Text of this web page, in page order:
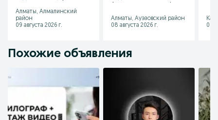
оператор,
видеограф,
фотограф
Алматы, Алмалинский
район
09 августа 2026 г.
Алматы видеограф
под ключ
Алматы, Ауэзовский район
08 августа 2026 г.
08
Похожие объявления